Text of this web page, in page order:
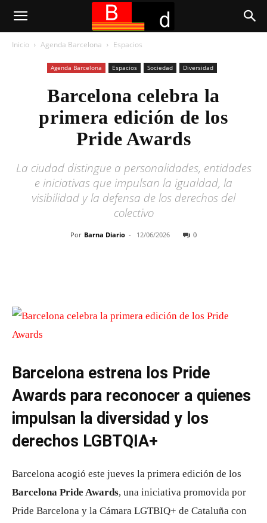
Inicio Agenda Barcelona Espacios
Agenda Barcelona Espacios Sociedad Diversidad
Barcelona celebra la
primera edición de los
Pride Awards
La ciudad distingue a personalidades, entidades
e iniciativas que impulsan la igualdad, la
visibilidad y la defensa de los derechos del
colectivo
Por Barna Diario - 12/06/2026 0
Barcelona estrena los Pride
Awards para reconocer a quienes
impulsan la diversidad y los
derechos LGBTQIA+
Barcelona acogió este jueves la primera edición de los
Barcelona Pride Awards, una iniciativa promovida por
Pride Barcelona y la Cámara LGTBIQ+ de Cataluña con